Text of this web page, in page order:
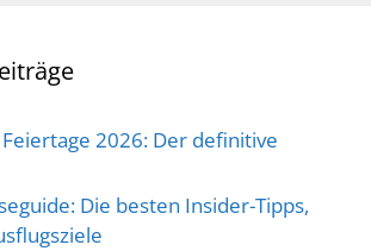
2026: Der definitive
Die besten Insider-Tipps,